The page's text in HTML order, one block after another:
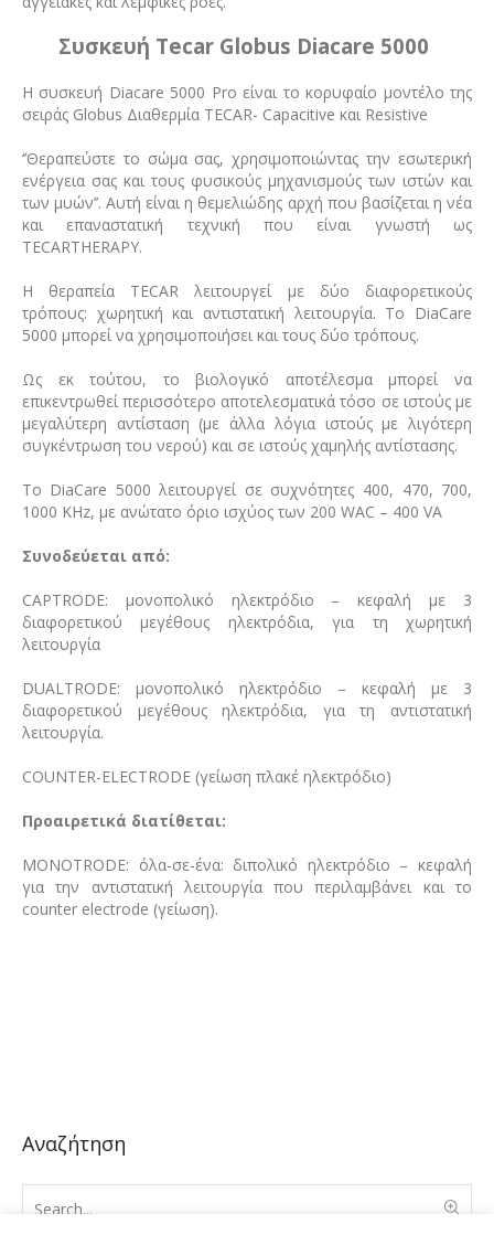
Συσκευή Tecar Globus Diacare 5000
Η συσκευή Diacare 5000 Pro είναι το κορυφαίο μοντέλο της
σειράςGlobus ΔιαθερμίαTECAR- Capacitive καιResistive
‘’Θεραπεύστε το σώμα σας, χρησιμοποιώντας την εσωτερική
ενέργεια σας και τους φυσικούς μηχανισμούς των ιστών και
των μυών’’. Αυτή είναι η θεμελιώδης αρχή που βασίζεται η νέα
και επαναστατική τεχνική που είναι γνωστή ως
TECARTHERAPY.
Η θεραπεία TECAR λειτουργεί με δύο διαφορετικούς
τρόπους: χωρητική και αντιστατική λειτουργία. Το DiaCare
5000 μπορεί να χρησιμοποιήσει και τους δύο τρόπους.
Ως εκ τούτου, το βιολογικό αποτέλεσμα μπορεί να
επικεντρωθεί περισσότερο αποτελεσματικά τόσο σε ιστούς με
μεγαλύτερη αντίσταση (με άλλα λόγια ιστούς με λιγότερη
συγκέντρωση του νερού) και σε ιστούς χαμηλής αντίστασης.
To DiaCare 5000 λειτουργεί σε συχνότητες 400, 470, 700,
1000 KHz, με ανώτατο όριο ισχύος των 200 WAC – 400 VA
Συνοδεύεται από:
CAPTRODE: μονοπολικό ηλεκτρόδιο – κεφαλή με 3
διαφορετικού μεγέθους ηλεκτρόδια, για τη χωρητική
λειτουργία
DUALTRODE: μονοπολικό ηλεκτρόδιο – κεφαλή με 3
διαφορετικού μεγέθους ηλεκτρόδια, για τη αντιστατική
λειτουργία.
COUNTER-ELECTRODE (γείωση πλακέ ηλεκτρόδιο)
Προαιρετικά διατίθεται:
MONOTRODE: όλα-σε-ένα: διπολικό ηλεκτρόδιο – κεφαλή
για την αντιστατική λειτουργία που περιλαμβάνει και το
counter electrode (γείωση).
Αναζήτηση